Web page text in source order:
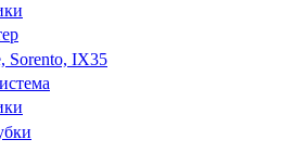
Sorento, IX35